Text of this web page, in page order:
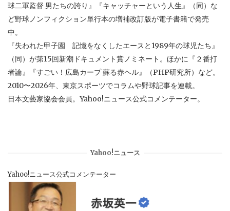
球二軍監督 男たちの誇り』『キャッチャーという人生』（同）な
ど野球ノンフィクション単行本の増補改訂版が電子書籍で発売
中。
『失われた甲子園 記憶をなくしたエースと1989年の球児たち』
（同）が第15回新潮ドキュメント賞ノミネート。ほかに『２番打
者論』『すごい！広島カープ 蘇る赤ヘル』（PHP研究所）など。
2010〜2026年、東京スポーツでコラムや野球記事を連載。
日本文藝家協会会員。Yahoo!ニュース公式コメンテーター。
Yahoo!ニュース
Yahoo!ニュース公式コメンテーター